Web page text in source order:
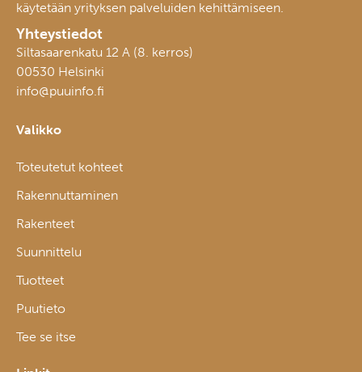
käytetään yrityksen palveluiden kehittämiseen.
Yhteystiedot
Siltasaarenkatu 12 A (8. kerros)
00530 Helsinki
info@puuinfo.fi
Valikko
Toteutetut kohteet
Rakennuttaminen
Rakenteet
Suunnittelu
Tuotteet
Puutieto
Tee se itse